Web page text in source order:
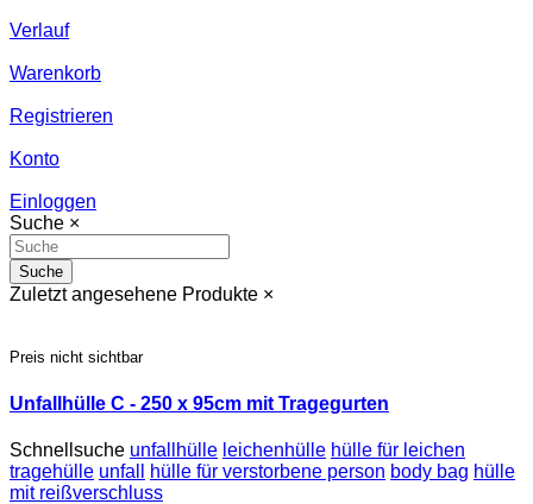
Verlauf
Warenkorb
Registrieren
Konto
Einloggen
Suche ×
Suche
Zuletzt angesehene Produkte ×
Preis nicht sichtbar
Unfallhülle C - 250 x 95cm mit Tragegurten
Schnellsuche unfallhülle leichenhülle hülle für leichen
tragehülle unfall hülle für verstorbene person body bag hülle
mit reißverschluss